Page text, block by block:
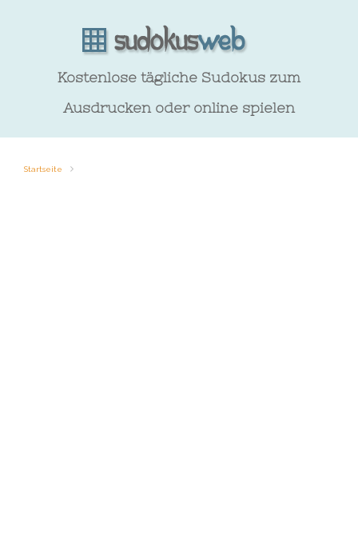
Kostenlose tägliche Sudokus zum
Ausdrucken oder online spielen
Startseite